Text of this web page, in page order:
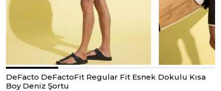
DeFacto DeFactoFit Regular Fit Esnek Dokulu Kısa
Boy Deniz Şortu